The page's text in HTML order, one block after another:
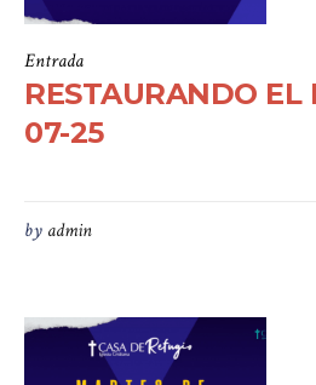
Entrada
RESTAURANDO
07-25
by admin